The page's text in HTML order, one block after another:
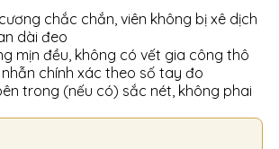
chắc chắn, viên không bị xê dịch
dài đeo
mịn đều, không có vết gia công thô
chính xác theo số tay đo
trong (nếu có) sắc nét, không phai